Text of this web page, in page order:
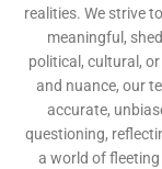
realities. We strive
meaningful,
political, cultural,
and nuance, our
accurate,
questioning,
a world of